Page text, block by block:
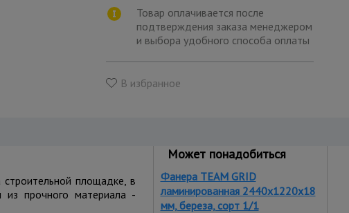
Товар оплачивается после
подтверждения заказа менеджером
и выбора удобного способа оплаты
В избранное
площадке, в
из прочного материала -
Может понадобиться
Фанера TEAM GRID
ламинированная 2440х1220х18
мм, береза, сорт 1/1